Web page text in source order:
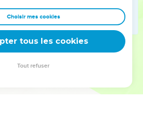
plus de sagesse afin que leurs erreurs
Que vous guidiez un ministère, une
ou une famille, leur expérience est faite
Choisir mes cookies
tous les cookies
Tout refuser